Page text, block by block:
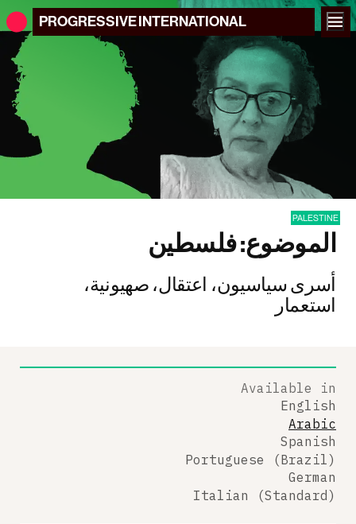
PROGRESSIVEINTERNATIONAL
PALESTINE
الموضوع: فلسطين
أسرى سياسيون، اعتقال، صهيونية،
استعمار
Available in
English
Arabic
Spanish
Portuguese (Brazil)
German
Italian (Standard)